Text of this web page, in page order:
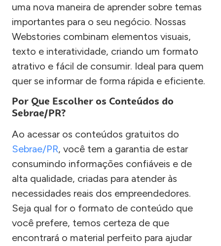
uma nova maneira de aprender sobre temas
importantes para o seu negócio. Nossas
Webstories combinam elementos visuais,
texto e interatividade, criando um formato
atrativo e fácil de consumir. Ideal para quem
quer se informar de forma rápida e eficiente.
Por Que Escolher os Conteúdos do
Sebrae/PR?
Ao acessar os conteúdos gratuitos do
Sebrae/PR, você tem a garantia de estar
consumindo informações confiáveis e de
alta qualidade, criadas para atender às
necessidades reais dos empreendedores.
Seja qual for o formato de conteúdo que
você prefere, temos certeza de que
encontrará o material perfeito para ajudar